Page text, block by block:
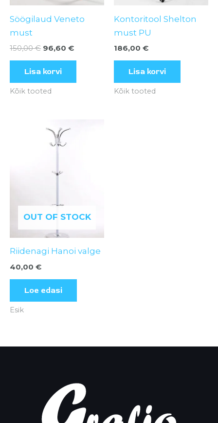
Söögilaud Veneto
must
150,00€ 96,60 €
Lisa korvi
Kõik tooted
Kontoritool Shelton
must PU
186,00 €
Lisa korvi
Kõik tooted
OUT OF STOCK
Riidenagi Hanoi valge
40,00 €
Loe edasi
Esik